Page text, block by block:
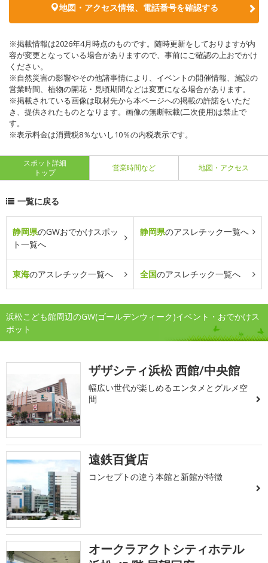
地図・アクセス情報、電話番号を確認する
※掲載情報は2026年4月時点のものです。随時更新をしておりますが内
容が変更となっている場合がありますので、事前にご確認の上おでかけ
ください。
※自然災害の影響やその他諸事情により、イベントの開催情報、施設の
営業時間、植物の開花・見頃期間などは変更になる場合があります。
※掲載されている画像は取材先から本ページへの掲載の許諾をいただ
き、提供されたものとなります。画像の無断転載(二次使用)は禁止で
す。
※表示料金は消費税8％ないし10％の内税表示です。
スポット詳細
トップ
営業時間など 地図・アクセス
一覧に戻る
静岡県のGWおでかけスポッ
ト一覧へ
静岡県のアスレチック一覧へ
東海のアスレチック一覧へ 全国のアスレチック一覧へ
浜松こども館周辺のGW(ゴールデンウィーク)イベント・おでかけス
ポット
ザザシティ浜松 西館/中央館
幅広い世代が楽しめるエンタメとグルメ空
間
遠鉄百貨店
コンセプトの違う本館と新館が特徴
オークラアクトシティホテル